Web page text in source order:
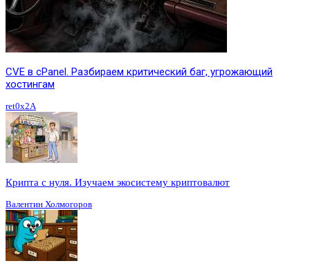
CVE в cPanel. Разбираем критический баг, угрожающий
хостингам
ret0x2A
Крипта с нуля. Изучаем экосистему криптовалют
Валентин Холмогоров